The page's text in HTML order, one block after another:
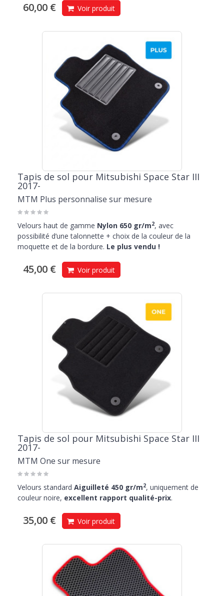
60,00 € Voir produit
Tapis de sol pour Mitsubishi Space Star III
2017-
MTM Plus personnalise sur mesure
Velours haut de gamme Nylon 650 gr/m2, avec
possibilité d’une talonnette + choix de la couleur de la
moquette et de la bordure. Le plus vendu !
45,00 € Voir produit
Tapis de sol pour Mitsubishi Space Star III
2017-
MTM One sur mesure
Velours standard Aiguilleté 450 gr/m2, uniquement de
couleur noire, excellent rapport qualité-prix.
35,00 € Voir produit